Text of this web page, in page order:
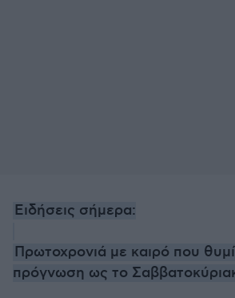
Ειδήσεις σήμερα:
Πρωτοχρονιά με καιρό που
πρόγνωση ως το